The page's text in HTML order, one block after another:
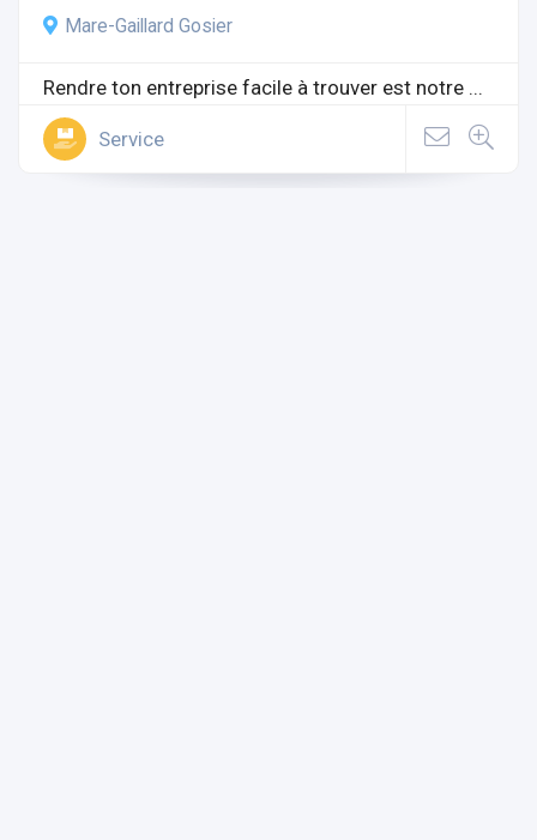
Mare-Gaillard Gosier
Rendre ton entreprise facile à trouver est notre ...
Service